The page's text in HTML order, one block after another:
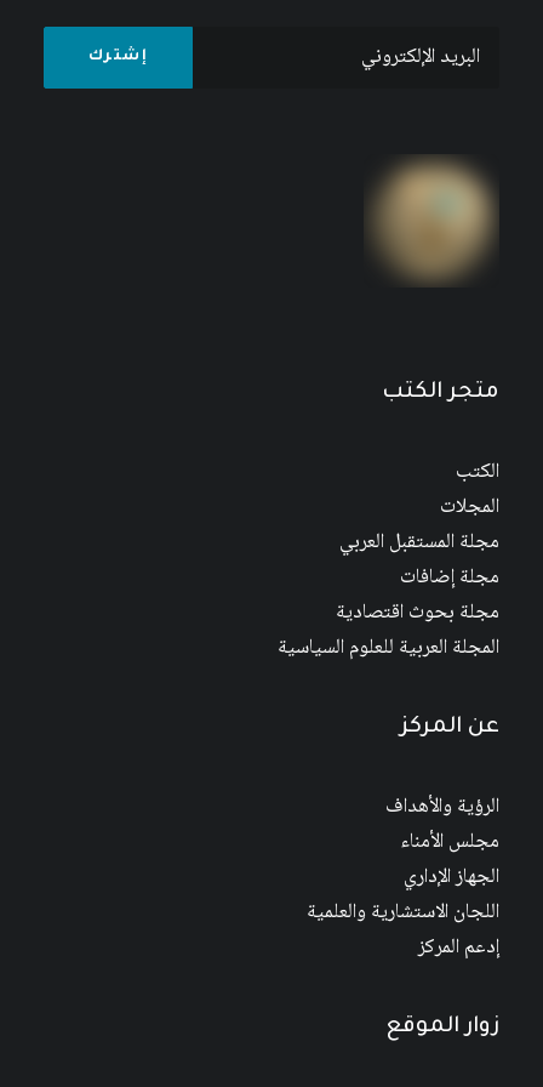
متجر الكتب
الكتب
المجلات
مجلة المستقبل العربي
مجلة إضافات
مجلة بحوث اقتصادية
المجلة العربية للعلوم السياسية
عن المركز
الرؤية والأهداف
مجلس الأمناء
الجهاز الإداري
اللجان الاستشارية والعلمية
إدعم المركز
زوار الموقع